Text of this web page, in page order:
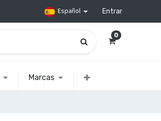
Español Entrar
0
Marcas